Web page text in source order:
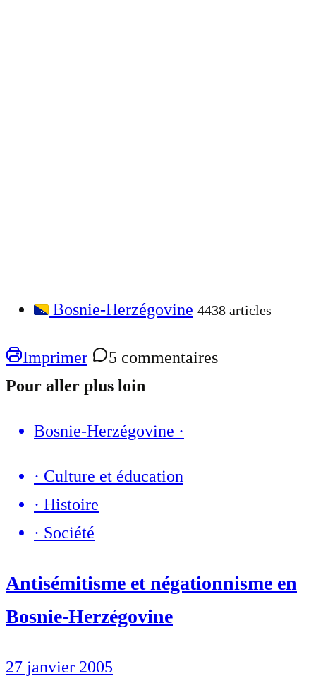
Bosnie-Herzégovine 4438 articles
Imprimer
5 commentaires
Pour aller plus loin
Bosnie-Herzégovine ·
· Culture et éducation
· Histoire
· Société
Antisémitisme et négationnisme en
Bosnie-Herzégovine
27 janvier 2005